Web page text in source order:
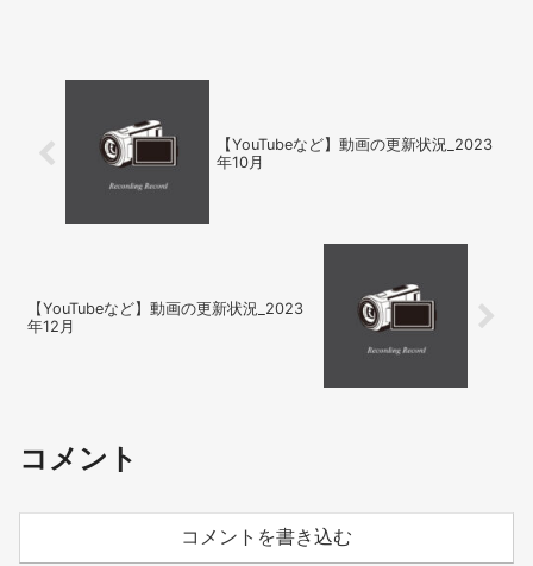
【YouTubeなど】動画の更新状況_2023
年10月
【YouTubeなど】動画の更新状況_2023
年12月
コメント
コメントを書き込む